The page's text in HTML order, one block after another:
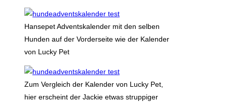
Hansepet Adventskalender mit den selben
Hunden auf der Vorderseite wie der Kalender
von Lucky Pet
Zum Vergleich der Kalender von Lucky Pet,
hier erscheint der Jackie etwas struppiger